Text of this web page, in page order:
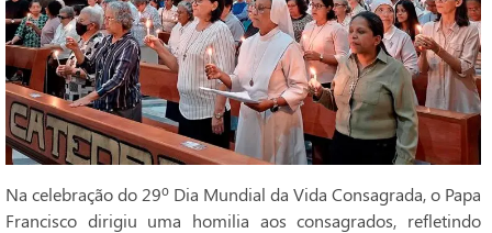
Na celebração do 29º Dia Mundial da Vida Consagrada, o Papa
Francisco dirigiu uma homilia aos consagrados, refletindo